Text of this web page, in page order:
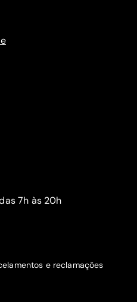
7h às 20h
e reclamações